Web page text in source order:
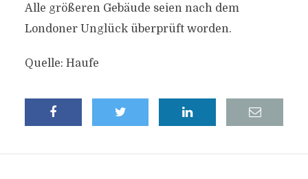
Alle größeren Gebäude seien nach dem
Londoner Unglück überprüft worden.
Quelle: Haufe